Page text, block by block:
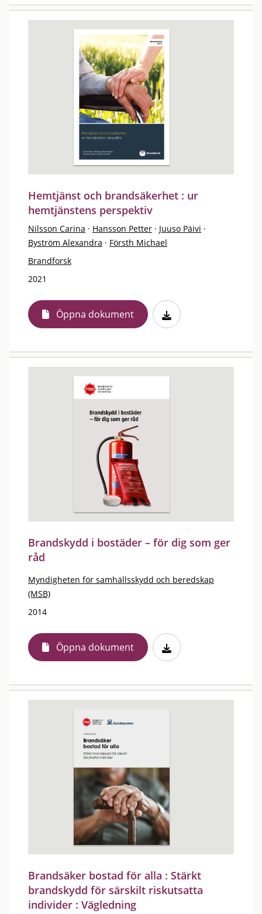
Hemtjänst och brandsäkerhet : ur
hemtjänstens perspektiv
Nilsson Carina · Hansson Petter · Juuso Päivi ·
Byström Alexandra · Försth Michael
Brandforsk
2021
Öppna dokument
Brandskydd i bostäder – för dig som ger
råd
Myndigheten för samhällsskydd och beredskap
(MSB)
2014
Öppna dokument
Brandsäker bostad för alla : Stärkt
brandskydd för särskilt riskutsatta
individer : Vägledning